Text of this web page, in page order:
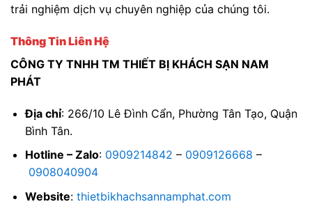
trải nghiệm dịch vụ chuyên nghiệp của chúng tôi.
Thông Tin Liên Hệ
CÔNG TY TNHH TM THIẾT BỊ KHÁCH SẠN NAM
PHÁT
Địa chỉ: 266/10 Lê Đình Cẩn, Phường Tân Tạo, Quận
Bình Tân.
Hotline – Zalo: 0909214842 – 0909126668 –
0908040904
Website: thietbikhachsannamphat.com